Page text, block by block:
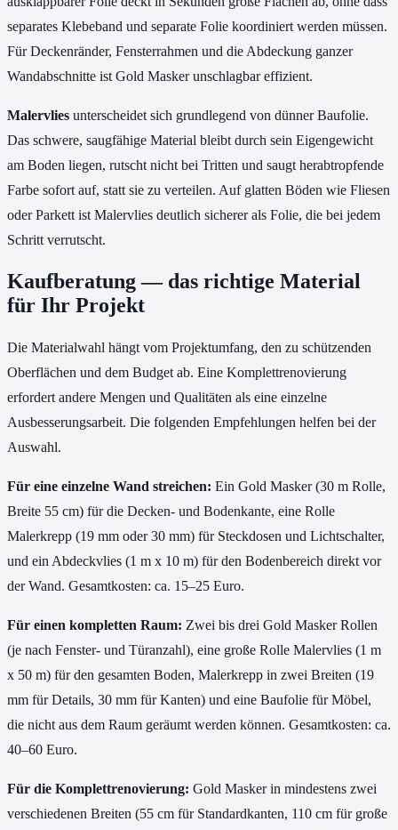
separates Klebeband und separate Folie koordiniert werden müssen.
Für Deckenränder, Fensterrahmen und die Abdeckung ganzer
Wandabschnitte ist Gold Masker unschlagbar effizient.
Malervlies unterscheidet sich grundlegend von dünner Baufolie.
Das schwere, saugfähige Material bleibt durch sein Eigengewicht
am Boden liegen, rutscht nicht bei Tritten und saugt herabtropfende
Farbe sofort auf, statt sie zu verteilen. Auf glatten Böden wie Fliesen
oder Parkett ist Malervlies deutlich sicherer als Folie, die bei jedem
Schritt verrutscht.
Kaufberatung — das richtige Material
für Ihr Projekt
Die Materialwahl hängt vom Projektumfang, den zu schützenden
Oberflächen und dem Budget ab. Eine Komplettrenovierung
erfordert andere Mengen und Qualitäten als eine einzelne
Ausbesserungsarbeit. Die folgenden Empfehlungen helfen bei der
Auswahl.
Für eine einzelne Wand streichen: Ein Gold Masker (30 m Rolle,
Breite 55 cm) für die Decken- und Bodenkante, eine Rolle
Malerkrepp (19 mm oder 30 mm) für Steckdosen und Lichtschalter,
und ein Abdeckvlies (1 m x 10 m) für den Bodenbereich direkt vor
der Wand. Gesamtkosten: ca. 15–25 Euro.
Für einen kompletten Raum: Zwei bis drei Gold Masker Rollen
(je nach Fenster- und Türanzahl), eine große Rolle Malervlies (1 m
x 50 m) für den gesamten Boden, Malerkrepp in zwei Breiten (19
mm für Details, 30 mm für Kanten) und eine Baufolie für Möbel,
die nicht aus dem Raum geräumt werden können. Gesamtkosten: ca.
40–60 Euro.
Für die Komplettrenovierung: Gold Masker in mindestens zwei
verschiedenen Breiten (55 cm für Standardkanten, 110 cm für große